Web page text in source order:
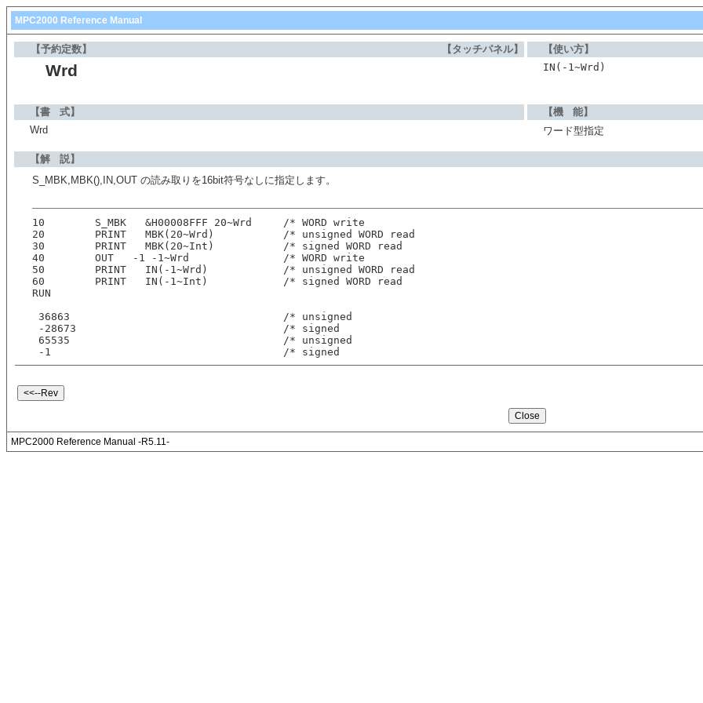
MPC2000 Reference Manual
【予約定数】 【タッチパネル】 【使い方】
Wrd IN(-1~Wrd)
【書 式】
【機 能】
Wrd
ワード型指定
【解 説】
S_MBK,MBK(),IN,OUT の読み取りを16bit符号なしに指定します。
10        S_MBK   &H00008FFF 20~Wrd     /* WORD write
20        PRINT   MBK(20~Wrd)           /* unsigned WORD read
30        PRINT   MBK(20~Int)           /* signed WORD read
40        OUT   -1 -1~Wrd               /* WORD write
50        PRINT   IN(-1~Wrd)            /* unsigned WORD read
60        PRINT   IN(-1~Int)            /* signed WORD read
RUN
36863                                  /* unsigned
-28673                                 /* signed
65535                                  /* unsigned
-1                                     /* signed
MPC2000 Reference Manual -R5.11-